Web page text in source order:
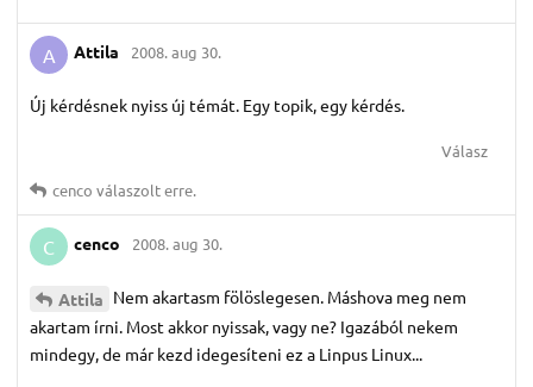
A Attila 2008. aug 30.
Új kérdésnek nyiss új témát. Egy topik, egy kérdés.
Válasz
cenco válaszolt erre.
C cenco 2008. aug 30.
Attila Nem akartasm fölöslegesen. Máshova meg nem
akartam írni. Most akkor nyissak, vagy ne? Igazából nekem
mindegy, de már kezd idegesíteni ez a Linpus Linux...